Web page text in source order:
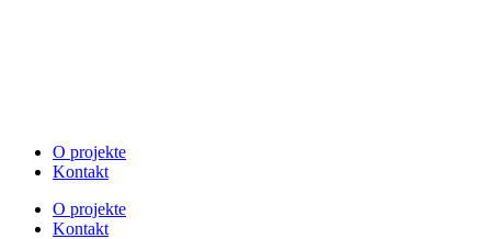
O projekte
Kontakt
O projekte
Kontakt